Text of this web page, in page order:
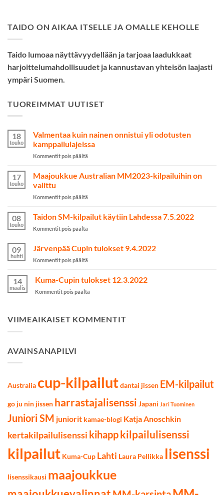
TAIDO ON AIKAA ITSELLE JA OMALLE KEHOLLE
Taido lumoaa näyttävyydellään ja tarjoaa laadukkaat
harjoittelumahdollisuudet ja kannustavan yhteisön laajasti
ympäri Suomen.
TUOREIMMAT UUTISET
18
touko
Valmentaa kuin nainen onnistui yli odotusten
kamppailulajeissa
Kommentit pois päältä
kuin
kamppailulajeissa
17
touko
Maajoukkue Australian MM2023-kilpailuihin on
valittu
Kommentit pois päältä
Australian
valittu
08
touko
Taidon SM-kilpailut käytiin Lahdessa 7.5.2022
Kommentit pois päältä
SM-
7.5.2022
09
huhti
Järvenpää Cupin tulokset 9.4.2022
Kommentit pois päältä
Cupin
9.4.2022
14
maalis
Kuma-Cupin tulokset 12.3.2022
Kommentit pois päältä
tulokset
VIIMEAIKAISET KOMMENTIT
AVAINSANAPILVI
Australia cup-kilpailutdantai jissen EM-kilpailut
go ju nin jissen harrastajalisenssi Japani Jari Tuominen
Juniori SM juniorit kamae-blogi Katja Anoschkin
kertakilpailulisenssi kihappkilpailulisenssi
kilpailut Kuma-Cup Lahti Laura Pellikka lisenssi
lisenssikausi maajoukkue